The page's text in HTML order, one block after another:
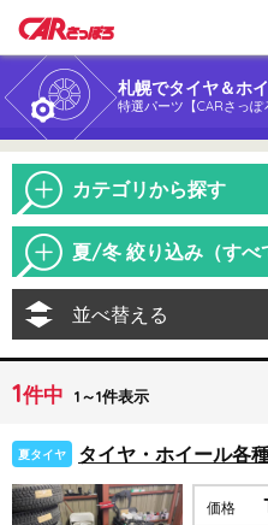
札幌でタイヤ＆ホ
特選パーツ【CARさっぽ
カテゴリから探す
夏/冬 絞り込み（すべ
並べ替える
1件中 1～1件表示
夏タイヤ タイヤ・ホイール各
価格